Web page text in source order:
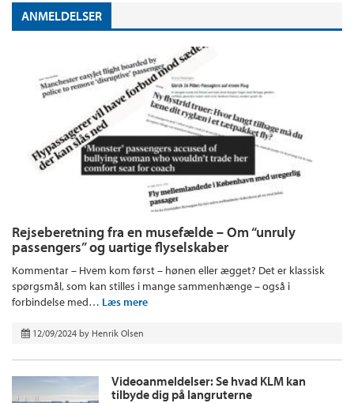
ANMELDELSER
Rejseberetning fra en musefælde – Om “unruly
passengers” og uartige flyselskaber
Kommentar – Hvem kom først – hønen eller ægget? Det er klassisk
spørgsmål, som kan stilles i mange sammenhænge – også i
forbindelse med… Læs mere
12/09/2024 by Henrik Olsen
Videoanmeldelser: Se hvad KLM kan
tilbyde dig på langruterne